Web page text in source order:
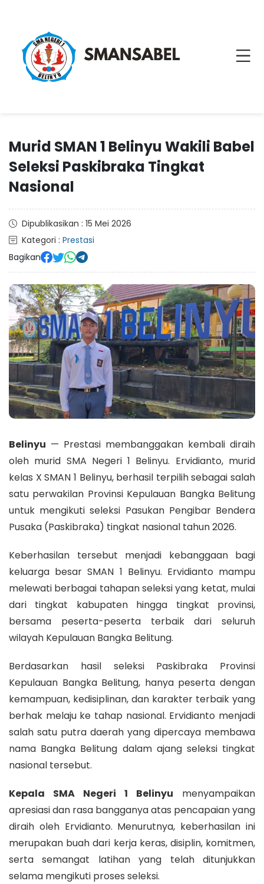
Murid SMAN 1 Belinyu Wakili Babel
Seleksi Paskibraka Tingkat
Nasional
Dipublikasikan : 15 Mei 2026
Kategori : Prestasi
Bagikan
Belinyu — Prestasi membanggakan kembali diraih
oleh murid SMA Negeri 1 Belinyu. Ervidianto, murid
kelas X SMAN 1 Belinyu, berhasil terpilih sebagai salah
satu perwakilan Provinsi Kepulauan Bangka Belitung
untuk mengikuti seleksi Pasukan Pengibar Bendera
Pusaka (Paskibraka) tingkat nasional tahun 2026.
Keberhasilan tersebut menjadi kebanggaan bagi
keluarga besar SMAN 1 Belinyu. Ervidianto mampu
melewati berbagai tahapan seleksi yang ketat, mulai
dari tingkat kabupaten hingga tingkat provinsi,
bersama peserta-peserta terbaik dari seluruh
wilayah Kepulauan Bangka Belitung.
Berdasarkan hasil seleksi Paskibraka Provinsi
Kepulauan Bangka Belitung, hanya peserta dengan
kemampuan, kedisiplinan, dan karakter terbaik yang
berhak melaju ke tahap nasional. Ervidianto menjadi
salah satu putra daerah yang dipercaya membawa
nama Bangka Belitung dalam ajang seleksi tingkat
nasional tersebut.
Kepala SMA Negeri 1 Belinyu menyampaikan
apresiasi dan rasa bangganya atas pencapaian yang
diraih oleh Ervidianto. Menurutnya, keberhasilan ini
merupakan buah dari kerja keras, disiplin, komitmen,
serta semangat latihan yang telah ditunjukkan
selama mengikuti proses seleksi.